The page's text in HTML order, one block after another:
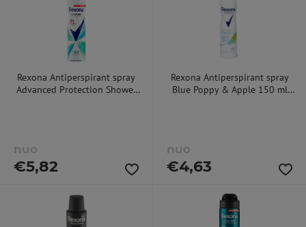
Rexona Antiperspirant spray
Advanced Protection Shower
nuo
€5,82
Rexona Antiperspirant spray
Blue Poppy & Apple 150 ml
nuo
€4,63